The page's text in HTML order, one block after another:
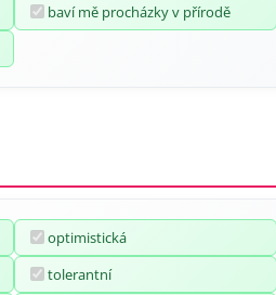
baví mě procházky v přírodě
optimistická
tolerantní